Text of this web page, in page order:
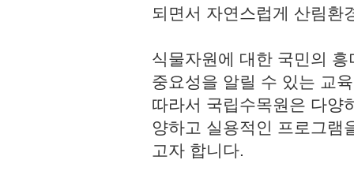
되면서 자연스럽게 산림환
식물자원에 대한 국민의
중요성을 알릴 수 있는 교
따라서 국립수목원은 다양
양하고 실용적인 프로그램
고자 합니다.